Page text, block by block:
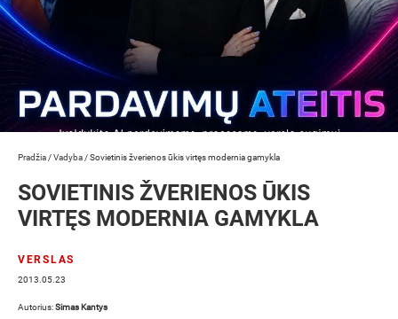
Pradžia /Vadyba /Sovietinis žverienos ūkis virtęs modernia gamykla
SOVIETINIS ŽVERIENOS ŪKIS
VIRTĘS MODERNIA GAMYKLA
VERSLAS
2013.05.23
Autorius:Simas Kantys